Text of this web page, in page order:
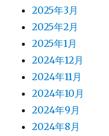
2025年3月
2025年2月
2025年1月
2024年12月
2024年11月
2024年10月
2024年9月
2024年8月